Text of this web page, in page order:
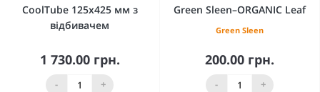
CoolTube 125х425 мм з
відбивачем
1 730.00 грн.
- +
Green Sleen–ORGANIC Leaf
Green Sleen
200.00 грн.
- +